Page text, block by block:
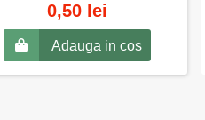
0,50 lei
Adauga in cos